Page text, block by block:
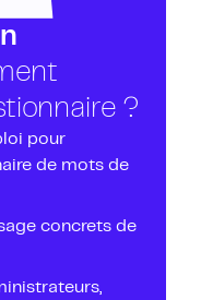
?
pour
de mots de
concrets de